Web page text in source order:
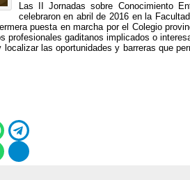
Las II Jornadas sobre Conocimiento
celebraron en abril de 2016 en la
puesta en marcha por el Colegio
profesionales gaditanos implicados o
las oportunidades y barreras que